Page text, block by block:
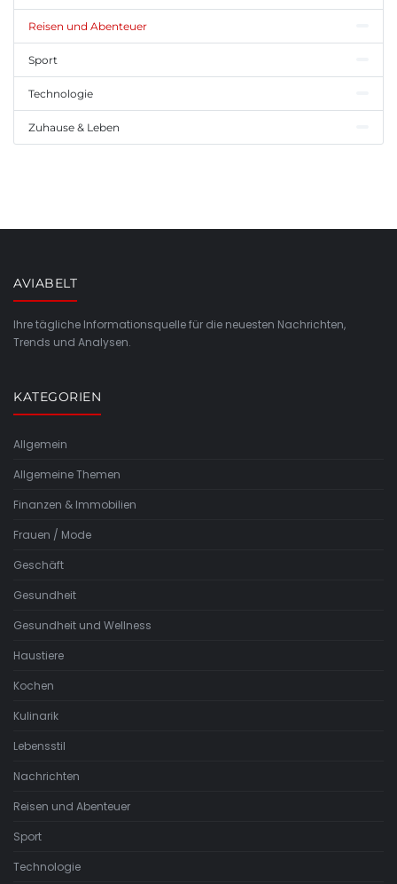
Reisen und Abenteuer
Sport
Technologie
Zuhause & Leben
AVIABELT
Ihre tägliche Informationsquelle für die neuesten Nachrichten,
Trends und Analysen.
KATEGORIEN
Allgemein
Allgemeine Themen
Finanzen & Immobilien
Frauen / Mode
Geschäft
Gesundheit
Gesundheit und Wellness
Haustiere
Kochen
Kulinarik
Lebensstil
Nachrichten
Reisen und Abenteuer
Sport
Technologie